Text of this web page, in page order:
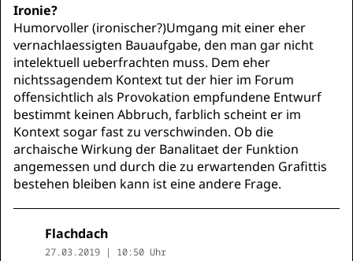
Ironie?
Humorvoller (ironischer?)Umgang mit einer eher
vernachlaessigten Bauaufgabe, den man gar nicht
intelektuell ueberfrachten muss. Dem eher
nichtssagendem Kontext tut der hier im Forum
offensichtlich als Provokation empfundene Entwurf
bestimmt keinen Abbruch, farblich scheint er im
Kontext sogar fast zu verschwinden. Ob die
archaische Wirkung der Banalitaet der Funktion
angemessen und durch die zu erwartenden Grafittis
bestehen bleiben kann ist eine andere Frage.
Flachdach
27.03.2019 | 10:50 Uhr